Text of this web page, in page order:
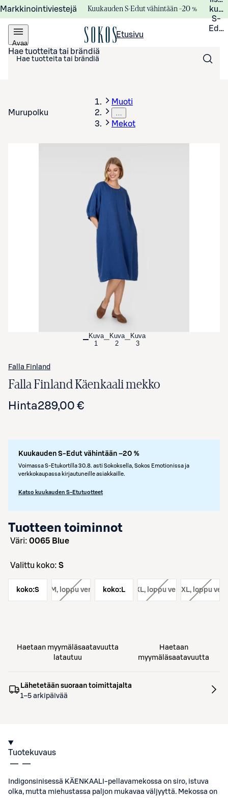
Markkinointiviestejä Kuukauden S-Edut vähintään –20 %
S-
Avaa
valikko
Etusivu
Hae tuotteita tai brändiä
Murupolku
Muoti
…
Mekot
Avaa tuotekuva suurennettuna
Kuva
1
Kuva
2
Kuva
3
Falla Finland
Falla Finland Käenkaali mekko
Hinta289,00 €
Kuukauden S-Edut vähintään –20 %
Voimassa S-Etukortilla 30.8. asti Sokoksella, Sokos Emotionissa ja
verkkokaupassa kirjautuneille asiakkaille.
Katso kuukauden S-Etutuotteet
Tuotteen toiminnot
väri: 0065 Blue
Valittu koko: S
koko:S
koko: M, loppu verkostakoko: L
koko: XL, loppu verkosta
koko: XXL, loppu
Haetaan myymäläsaatavuutta
latautuu
Haetaan
myymäläsaatavuutta
Lähetetään suoraan toimittajalta
1–5 arkipäivää
Tuotekuvaus
Indigonsinisessä KÄENKAALI-pellavamekossa on siro, istuva
olka, mutta miehustassa paljon mukavaa väljyyttä. Mekossa on